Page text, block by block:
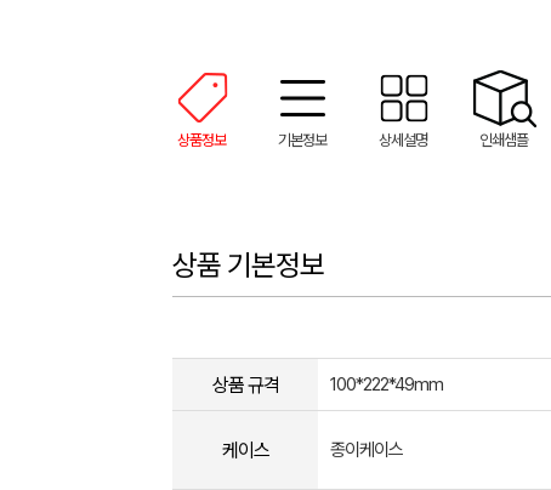
상품정보 기본정보 상세설명 인쇄샘플
상품 기본정보
상품 규격 100*222*49mm
케이스 종이케이스